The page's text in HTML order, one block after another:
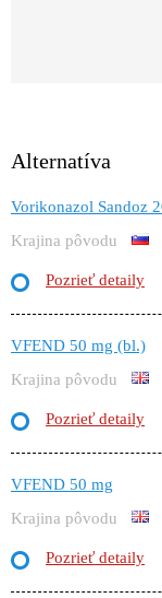
Alternatíva
Vorikonazol Sandoz
Krajina pôvodu
Pozrieť detaily
VFEND 50 mg (bl.)
Krajina pôvodu
Pozrieť detaily
VFEND 50 mg
Krajina pôvodu
Pozrieť detaily